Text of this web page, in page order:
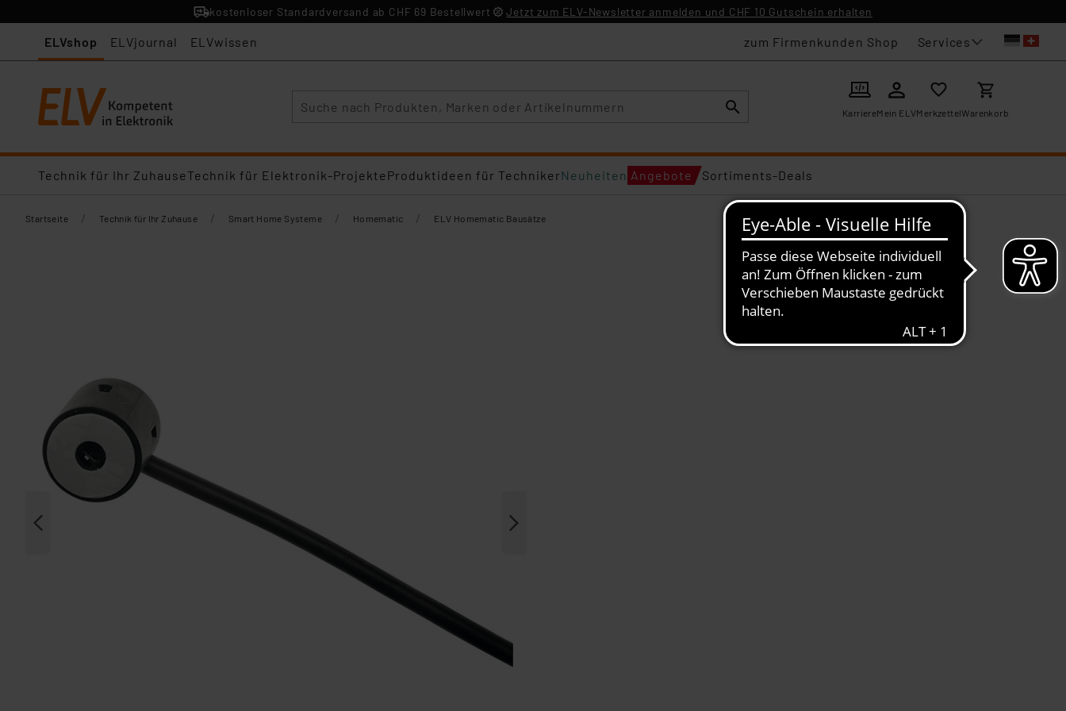
kostenloser Standardversand ab CHF 69 Bestellwert Jetzt zum ELV-Newsletter anmelden und CHF 10 Gutschein erhalten
ELVshop ELVjournal ELVwissen zum Firmenkunden Shop Services
KarriereMein ELVMerkzettelWarenkorb
Technik für Ihr ZuhauseTechnik für Elektronik-ProjekteProduktideen für TechnikerNeuheiten Angebote Sortiments-Deals
Startseite / Technik für Ihr Zuhause / Smart Home Systeme / Homematic / ELV Homematic Bausätze